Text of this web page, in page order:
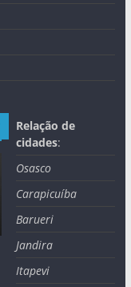
Relação de
cidades:
Osasco
Carapicuíba
Barueri
Jandira
Itapevi